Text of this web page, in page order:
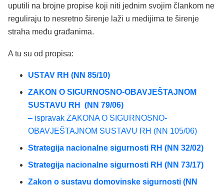
uputili na brojne propise koji niti jednim svojim člankom ne
reguliraju to nesretno širenje laži u medijima te širenje
straha među građanima.
A tu su od propisa:
USTAV RH (NN 85/10)
ZAKON O SIGURNOSNO-OBAVJEŠTAJNOM
SUSTAVU RH (NN 79/06)
– ispravak ZAKONA O SIGURNOSNO-
OBAVJEŠTAJNOM SUSTAVU RH (NN 105/06)
Strategija nacionalne sigurnosti RH (NN 32/02)
Strategija nacionalne sigurnosti RH (NN 73/17)
Zakon o sustavu domovinske sigurnosti (NN